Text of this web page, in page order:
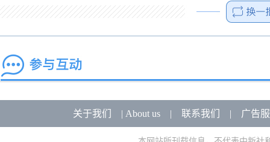
关于我们 | About us| 联系我们 | 广告